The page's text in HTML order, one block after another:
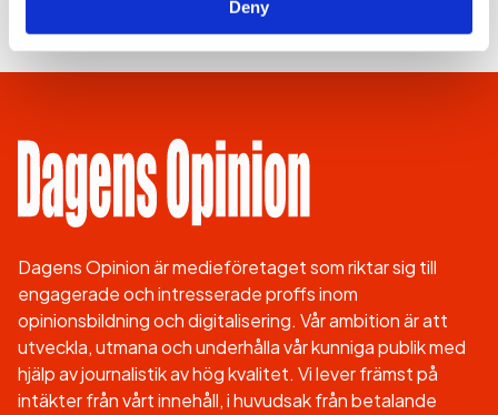
Deny
Dagens Opinion är medieföretaget som riktar sig till
engagerade och intresserade proffs inom
opinionsbildning och digitalisering. Vår ambition är att
utveckla, utmana och underhålla vår kunniga publik med
hjälp av journalistik av hög kvalitet. Vi lever främst på
intäkter från vårt innehåll, i huvudsak från betalande